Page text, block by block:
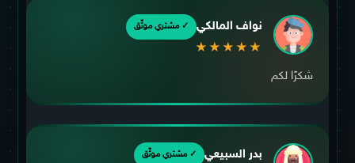
نواف المالكي ✓ مشتري موثّق
★★★★★
شكرًا لكم
بدر السبيعي ✓ مشتري موثّق